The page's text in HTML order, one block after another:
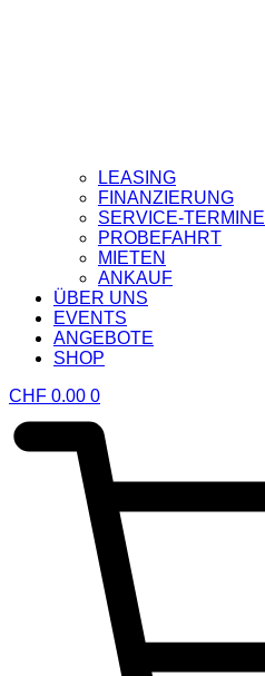
LEASING
FINANZIERUNG
SERVICE-TERMINE
PROBEFAHRT
MIETEN
ANKAUF
ÜBER UNS
EVENTS
ANGEBOTE
SHOP
CHF 0.00 0